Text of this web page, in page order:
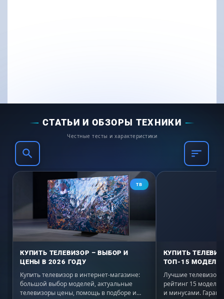
СТАТЬИ И ОБЗОРЫ ТЕХНИКИ
Честные тесты и характеристики
ТВ
КУПИТЬ ТЕЛЕВИЗОР – ВЫБОР И
ЦЕНЫ В 2026 ГОДУ
Купить телевизор в интернет-магазине:
большой выбор моделей, актуальные
телевизоры цены, помощь в подборе и
КУПИТЬ
ТОП-15
Лучшие телевизоры
рейтинг 15
и минусами.